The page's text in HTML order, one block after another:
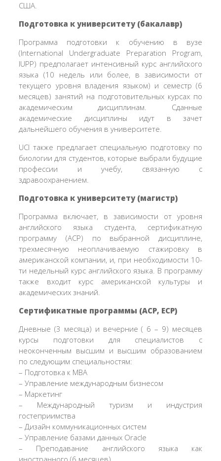
США.
Подготовка к университету (бакалавр)
Программа подготовки к обучению в вузе
(International Undergraduate Preparation Program,
IUPP) предполагает интенсивный курс английского
языка (10 недель или более, в зависимости от
текущего уровня владения языком) и семестр (6
месяцев) занятий на подготовительных курсах по
академическим дисциплинам. Сданные
академические дисциплины идут в зачет
дальнейшего обучения в университете.
UCI также предлагает специальную подготовку по
биологии для студентов, которые выбрали будущие
профессии и учебу, связанную с
здравоохранением.
Подготовка к университету (магистр)
Программа включает, в зависимости от уровня
английского языка студента, сертификатную
программу (ACP) по выбранной дисциплине,
трехмесячную неоплачиваемую стажировку в
американской компании, и, при необходимости 10-
ти недельный курс английского языка. В программу
также входит курс американской культуры и
академических знаний.
Сертификатные программы (ACP, ECP)
Дневные (3 месяца) и вечерние ( 6 – 9) месяцев
курсы подготовки для специалистов с
неоконченным высшим и высшим образованием
по следующим специальностям:
– Подготовка к МВА
– Управление международным бизнесом
– Маркетинг
– Международный туризм и индустрия
гостеприимства
– Дизайн коммуникационных систем
– Управление базами данных Oracle
– Преподавание английского языка как
иностранного (6 месяцев)